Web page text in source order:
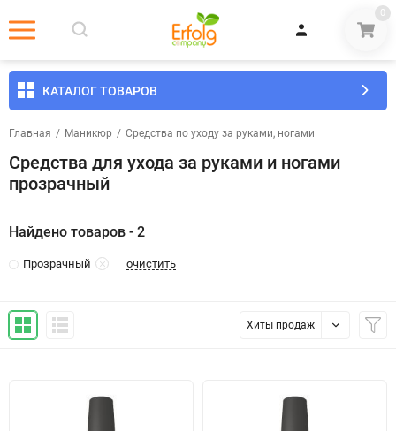
0
КАТАЛОГ ТОВАРОВ
Главная / Маникюр / Средства по уходу за руками, ногами
Средства для ухода за руками и ногами
прозрачный
Найдено товаров - 2
Прозрачный очистить
Хиты продаж